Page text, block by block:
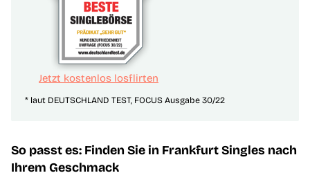
Jetzt kostenlos losflirten
* laut DEUTSCHLAND TEST, FOCUS Ausgabe 30/22
So passt es: Finden Sie in Frankfurt Singles nach
Ihrem Geschmack